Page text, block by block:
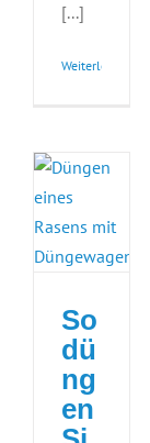
[...]
Weiterlesen
So
dü
ng
en